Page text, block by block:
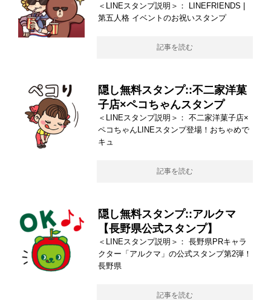
＜LINEスタンプ説明＞： LINEFRIENDS |
第五人格 イベントのお祝いスタンプ
記事を読む
隠し無料スタンプ::不二家洋菓
子店×ペコちゃんスタンプ
＜LINEスタンプ説明＞： 不二家洋菓子店×
ペコちゃんLINEスタンプ登場！おちゃめで
キュ
記事を読む
隠し無料スタンプ::アルクマ
【長野県公式スタンプ】
＜LINEスタンプ説明＞： 長野県PRキャラ
クター「アルクマ」の公式スタンプ第2弾！
長野県
記事を読む